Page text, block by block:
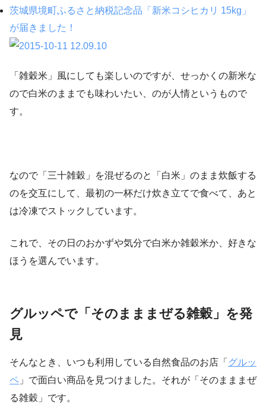
茨城県境町ふるさと納税記念品「新米コシヒカリ 15kg」
が届きました！
「雑穀米」風にしても楽しいのですが、せっかくの新米な
ので白米のままでも味わいたい、のが人情というもので
す。
なので「三十雑穀」を混ぜるのと「白米」のまま炊飯する
のを交互にして、最初の一杯だけ炊き立てで食べて、あと
は冷凍でストックしています。
これで、その日のおかずや気分で白米か雑穀米か、好きな
ほうを選んでいます。
グルッペで「そのまままぜる雑穀」を発
見
そんなとき、いつも利用している自然食品のお店「 グルッ
ペ 」で面白い商品を見つけました。それが「そのまままぜ
る雑穀」です。